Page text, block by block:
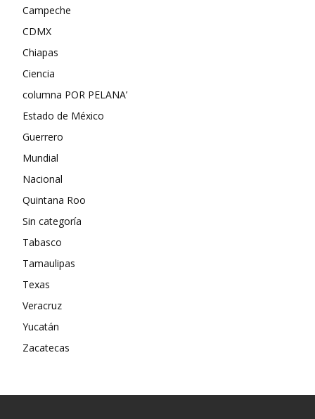
Campeche
CDMX
Chiapas
Ciencia
columna POR PELANA’
Estado de México
Guerrero
Mundial
Nacional
Quintana Roo
Sin categoría
Tabasco
Tamaulipas
Texas
Veracruz
Yucatán
Zacatecas